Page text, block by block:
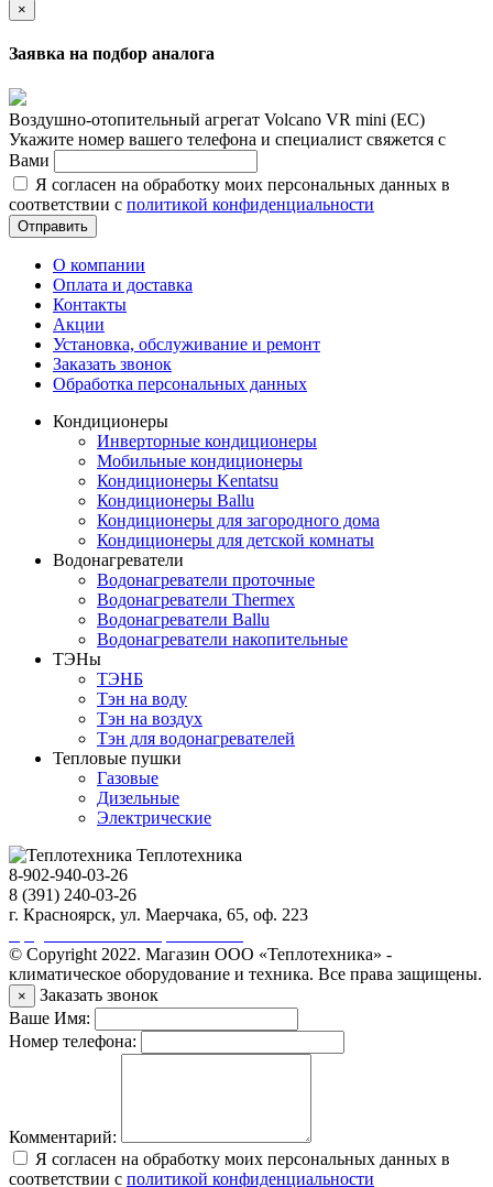
×
Заявка на подбор аналога
Воздушно-отопительный агрегат Volcano VR mini (EC)
Укажите номер вашего телефона и специалист свяжется с
Вами
Я согласен на обработку моих персональных данных в
соответствии с политикой конфиденциальности
Отправить
О компании
Оплата и доставка
Контакты
Акции
Установка, обслуживание и ремонт
Заказать звонок
Обработка персональных данных
Кондиционеры
Инверторные кондиционеры
Мобильные кондиционеры
Кондиционеры Kentatsu
Кондиционеры Ballu
Кондиционеры для загородного дома
Кондиционеры для детской комнаты
Водонагреватели
Водонагреватели проточные
Водонагреватели Thermex
Водонагреватели Ballu
Водонагреватели накопительные
ТЭНы
ТЭНБ
Тэн на воду
Тэн на воздух
Тэн для водонагревателей
Тепловые пушки
Газовые
Дизельные
Электрические
Теплотехника
8-902-940-03-26
8 (391) 240-03-26
г. Красноярск, ул. Маерчака, 65, оф. 223
© Copyright 2022. Магазин ООО «Теплотехника» -
климатическое оборудование и техника. Все права защищены.
×
Заказать звонок
Ваше Имя:
Номер телефона:
Комментарий:
Я согласен на обработку моих персональных данных в
соответствии с политикой конфиденциальности